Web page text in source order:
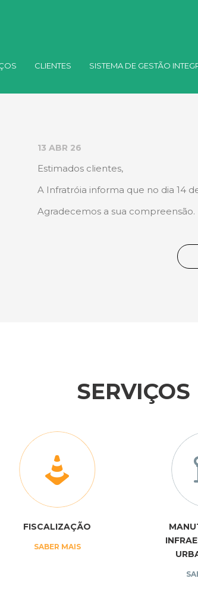
CLIENTES SISTEMA DE GESTÃO
13 ABR 26
Estimados clientes,
A Infratróia informa que no dia 14
Agradecemos a sua compreensão.
SERVIÇOS
FISCALIZAÇÃO
SABER MAIS